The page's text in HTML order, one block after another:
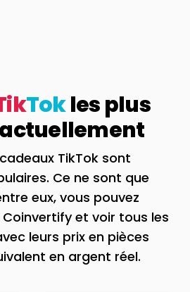
Tokles plus
TikTok sont
Ce ne sont que
eux, vous pouvez
et voir tous les
leurs prix en pièces
en argent réel.